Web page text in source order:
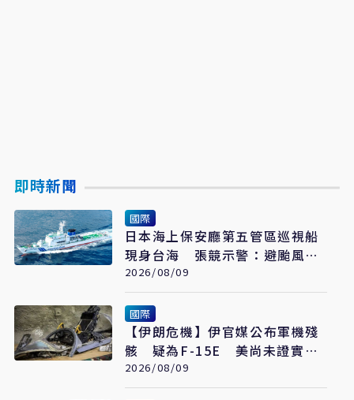
即時新聞
國際
日本海上保安廳第五管區巡視船
現身台海 張競示警：避颱風也
要關注航行動向
2026/08/09
國際
【伊朗危機】伊官媒公布軍機殘
骸 疑為F-15E 美尚未證實遭
擊落
2026/08/09